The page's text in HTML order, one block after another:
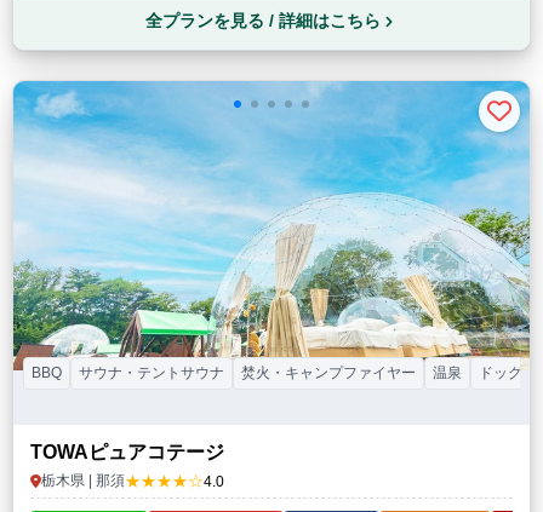
全プランを見る / 詳細はこちら
TOWAピュアコテージ
栃木県 | 那須★★★★☆4.0
BBQ サウナ・テントサウナ 焚火・キャンプファイヤー 温泉 ドッグラ